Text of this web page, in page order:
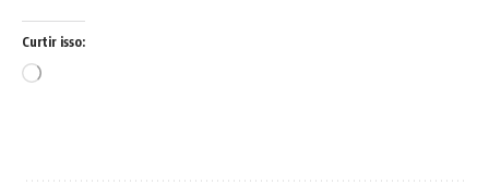
Curtir isso:
Carregando...